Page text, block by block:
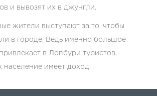
и вывозят их в джунгли.
жители выступают за то, чтобы
в городе. Ведь именно большое
в Лопбури туристов,
население имеет доход.